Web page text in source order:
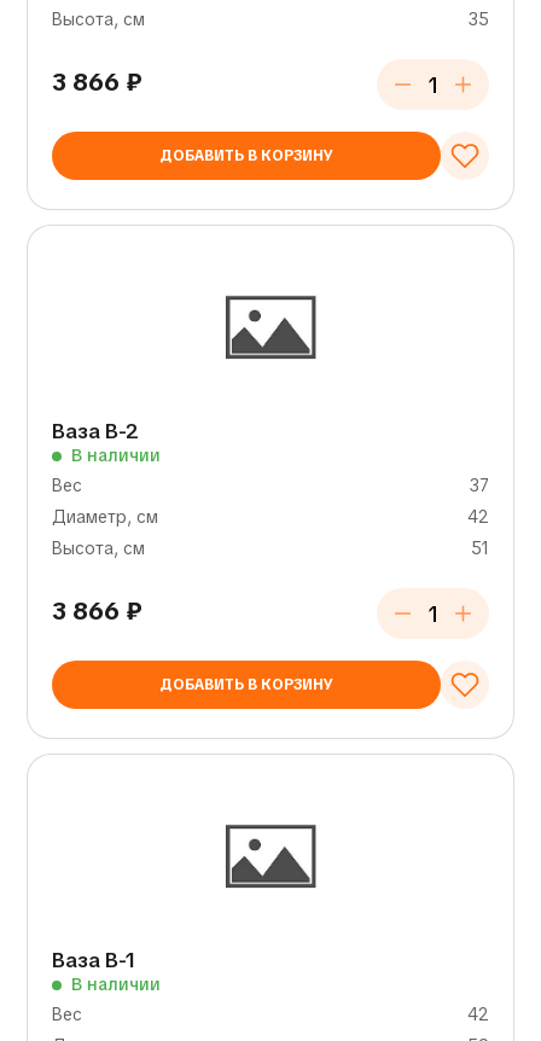
Высота, см
35
3 866 ₽
ДОБАВИТЬ В КОРЗИНУ
Ваза В-2
В наличии
Вес
37
Диаметр, см
42
Высота, см
51
3 866 ₽
ДОБАВИТЬ В КОРЗИНУ
Ваза В-1
В наличии
Вес
42